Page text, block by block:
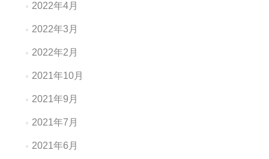
2022年4月
2022年3月
2022年2月
2021年10月
2021年9月
2021年7月
2021年6月